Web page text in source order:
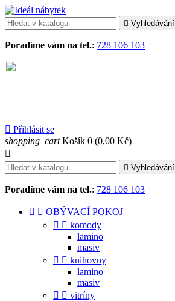
 Vyhledávání
Poradíme vám na tel.: 728 106 103
 Přihlásit se
shopping_cart Košík 0 (0,00 Kč)

 Vyhledávání
Poradíme vám na tel.: 728 106 103
  OBÝVACÍ POKOJ
  komody
lamino
masiv
  knihovny
lamino
masiv
  vitríny